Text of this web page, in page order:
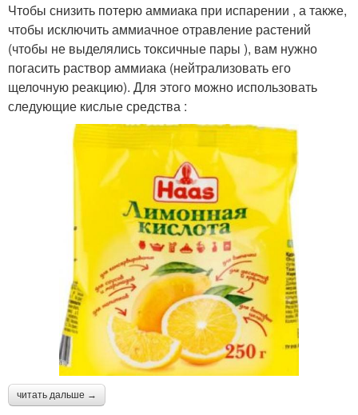
Чтобы снизить потерю аммиака при испарении , а также,
чтобы исключить аммиачное отравление растений
(чтобы не выделялись токсичные пары ), вам нужно
погасить раствор аммиака (нейтрализовать его
щелочную реакцию). Для этого можно использовать
следующие кислые средства :
читать дальше →